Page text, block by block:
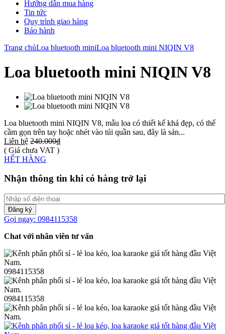
Hướng dẫn mua hàng
Tin tức
Quy trình giao hàng
Bảo hành
Trang chủLoa bluetooth miniLoa bluetooth mini NIQIN V8
Loa bluetooth mini NIQIN V8
Loa bluetooth mini NIQIN V8, mẫu loa có thiết kế khá đẹp, có thể
cầm gọn trên tay hoặc nhét vào túi quần sau, đây là sản...
Liên hệ 240.000₫
( Giá chưa VAT )
HẾT HÀNG
Nhận thông tin khi có hàng trở lại
Đăng ký
Gọi ngay: 0984115358
Chat với nhân viên tư vấn
0984115358
0984115358